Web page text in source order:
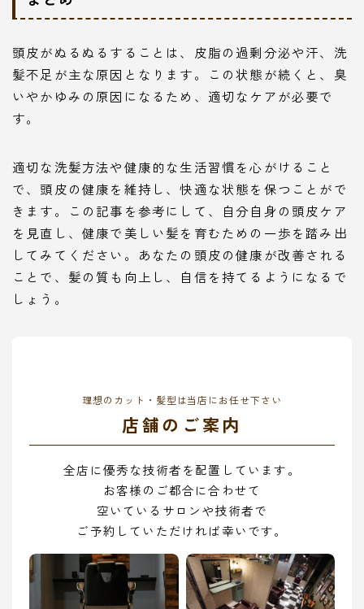
頭皮がぬるぬるすることは、皮脂の過剰分泌や汗、洗
髪不足が主な原因となります。この状態が続くと、臭
いやかゆみの原因になるため、適切なケアが必要で
す。
適切な洗髪方法や健康的な生活習慣を心がけること
で、頭皮の健康を維持し、快適な状態を保つことがで
きます。この記事を参考にして、自分自身の頭皮ケア
を見直し、健康で美しい髪を育むための一歩を踏み出
してみてください。あなたの頭皮の健康が改善される
ことで、髪の質も向上し、自信を持てるようになるで
しょう。
理想のカット・髪型は当店にお任せ下さい
店舗のご案内
全店に優秀な技術者を配置しています。
お客様のご都合に合わせて
空いているサロンや技術者で
ご予約していただければ幸いです。